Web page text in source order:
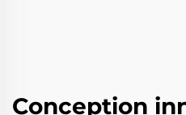
Conception